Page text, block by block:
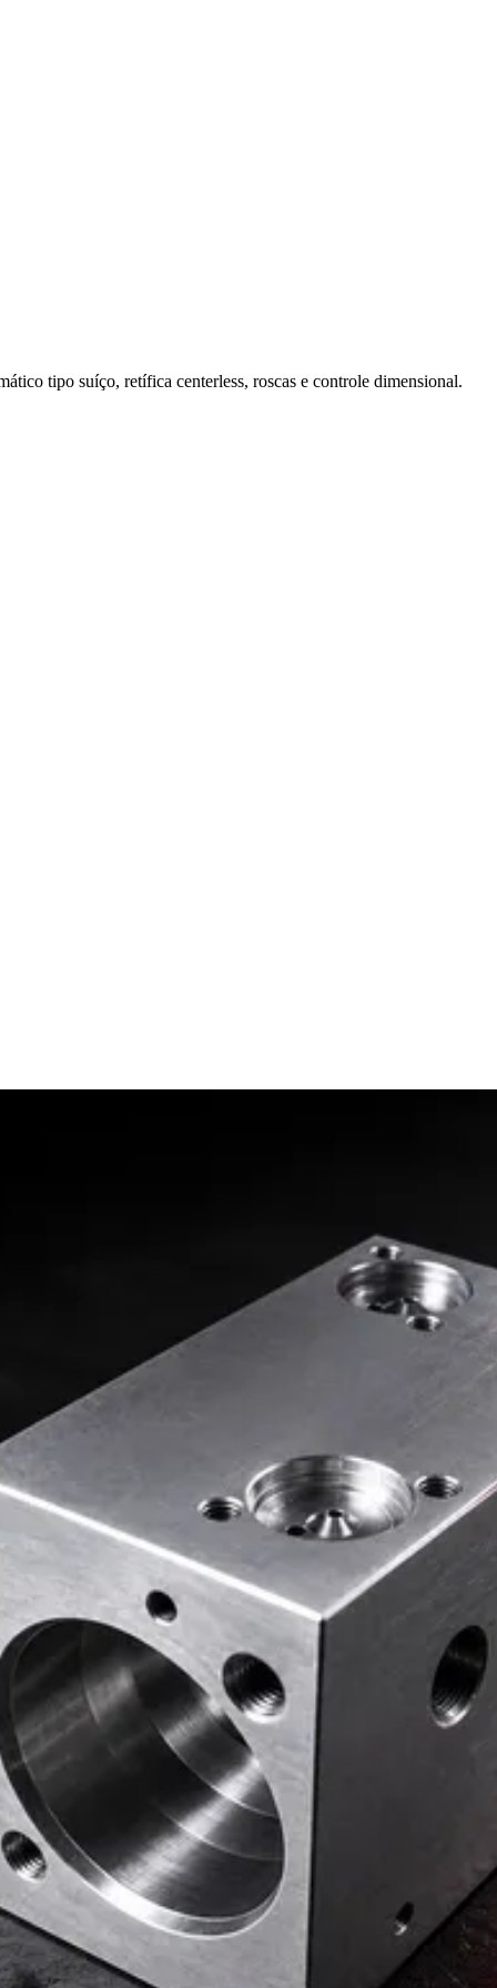
tipo suíço, retífica centerless, roscas e controle dimensional.